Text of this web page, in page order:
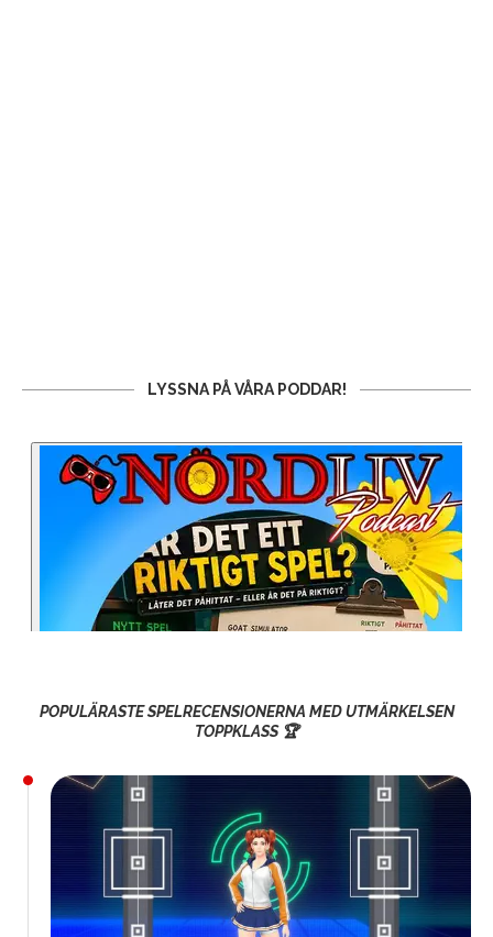
LYSSNA PÅ VÅRA PODDAR!
POPULÄRASTE SPELRECENSIONERNA MED UTMÄRKELSEN
TOPPKLASS 🏆